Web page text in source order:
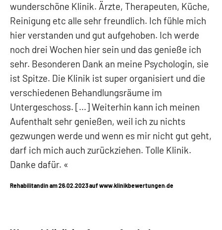
wunderschöne Klinik. Ärzte, Therapeuten, Küche,
Reinigung etc alle sehr freundlich. Ich fühle mich
hier verstanden und gut aufgehoben. Ich werde
noch drei Wochen hier sein und das genieße ich
sehr. Besonderen Dank an meine Psychologin, sie
ist Spitze. Die Klinik ist super organisiert und die
verschiedenen Behandlungsräume im
Untergeschoss. [...] Weiterhin kann ich meinen
Aufenthalt sehr genießen, weil ich zu nichts
gezwungen werde und wenn es mir nicht gut geht,
darf ich mich auch zurückziehen. Tolle Klinik.
Danke dafür.
Rehabilitandin am 26.02.2023 auf www.klinikbewertungen.de